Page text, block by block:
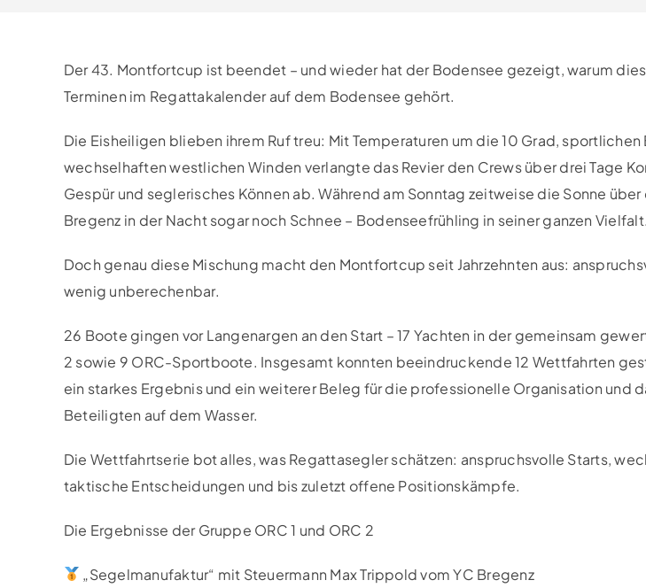
Der 43. Montfortcup ist beendet – und wieder hat der Bodensee gezeigt, warum
Terminen im Regattakalender auf dem Bodensee gehört.
Die Eisheiligen blieben ihrem Ruf treu: Mit Temperaturen um die 10 Grad,
wechselhaften westlichen Winden verlangte das Revier den Crews über drei Tage
Gespür und seglerisches Können ab. Während am Sonntag zeitweise die Sonne
Bregenz in der Nacht sogar noch Schnee – Bodenseefrühling in seiner ganzen Vielfalt.
Doch genau diese Mischung macht den Montfortcup seit Jahrzehnten aus:
wenig unberechenbar.
26 Boote gingen vor Langenargen an den Start – 17 Yachten in der gemeinsam
2 sowie 9 ORC-Sportboote. Insgesamt konnten beeindruckende 12 Wettfahrten
ein starkes Ergebnis und ein weiterer Beleg für die professionelle Organisation und
Beteiligten auf dem Wasser.
Die Wettfahrtserie bot alles, was Regattasegler schätzen: anspruchsvolle Starts,
taktische Entscheidungen und bis zuletzt offene Positionskämpfe.
Die Ergebnisse der Gruppe ORC 1 und ORC 2
„Segelmanufaktur“ mit Steuermann Max Trippold vom YC Bregenz